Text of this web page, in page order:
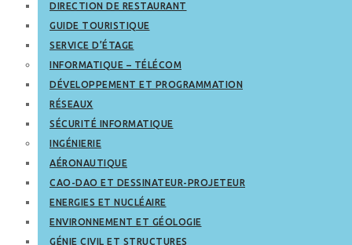
DIRECTION DE RESTAURANT
GUIDE TOURISTIQUE
SERVICE D’ÉTAGE
INFORMATIQUE – TÉLÉCOM
DÉVELOPPEMENT ET PROGRAMMATION
RÉSEAUX
SÉCURITÉ INFORMATIQUE
INGÉNIERIE
AÉRONAUTIQUE
CAO-DAO ET DESSINATEUR-PROJETEUR
ENERGIES ET NUCLÉAIRE
ENVIRONNEMENT ET GÉOLOGIE
GÉNIE CIVIL ET STRUCTURES